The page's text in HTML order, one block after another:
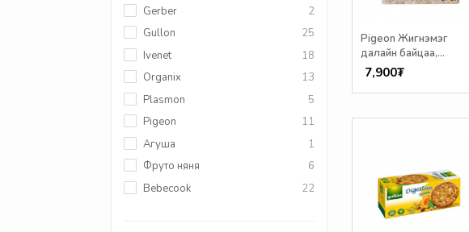
Gerber
2
Gullon
25
Ivenet
18
Organix
13
Plasmon
5
Pigeon
11
Агуша
1
Фруто няня
6
Bebecook
22
Pigeon Жигнэмэг
далайн байцаа,
будаатай 12гр /6+ сар/
7,900₮